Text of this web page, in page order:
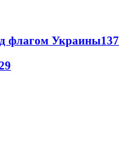
флагом Украины137